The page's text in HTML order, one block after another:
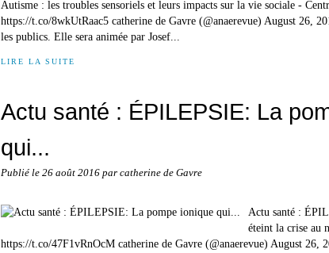
Autisme : les troubles sensoriels et leurs impacts sur la vie sociale -
https://t.co/8wkUtRaac5 catherine de Gavre (@anaerevue) August 26,
les publics. Elle sera animée par Josef...
LIRE LA SUITE
Actu santé : ÉPILEPSIE: La
qui...
Publié le 26 août 2016 par catherine de Gavre
Actu santé :
éteint la crise au
https://t.co/47F1vRnOcM catherine de Gavre (@anaerevue) August 26,